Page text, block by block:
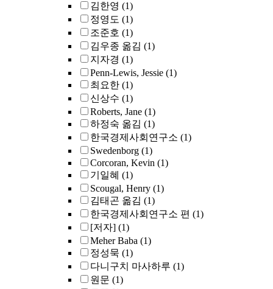
김한영 (1)
정영도 (1)
조준호 (1)
김우종 옮김 (1)
지자경 (1)
Penn-Lewis, Jessie (1)
최요한 (1)
신상수 (1)
Roberts, Jane (1)
하정숙 옮김 (1)
한국경제사회연구소 (1)
Swedenborg (1)
Corcoran, Kevin (1)
기일혜 (1)
Scougal, Henry (1)
김태곤 옮김 (1)
한국경제사회연구소 편 (1)
[저자] (1)
Meher Baba (1)
정성묵 (1)
다니구치 마사하루 (1)
원문 (1)